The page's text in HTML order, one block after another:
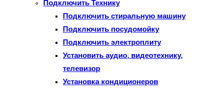
Подключить Технику
Подключить стиральную машину
Подключить посудомойку
Подключить электроплиту
Установить аудио, видеотехнику,
телевизор
Установка кондиционеров